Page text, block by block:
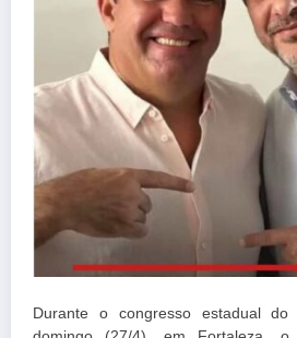
Durante o congresso estadual do